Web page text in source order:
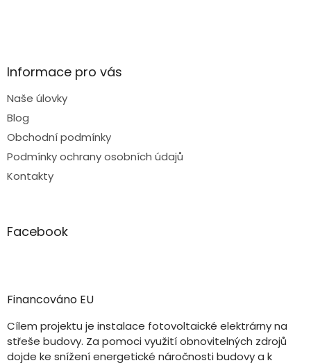
Informace pro vás
Naše úlovky
Blog
Obchodní podmínky
Podmínky ochrany osobních údajů
Kontakty
Facebook
Financováno EU
Cílem projektu je instalace fotovoltaické elektrárny na
střeše budovy. Za pomoci využití obnovitelných zdrojů
dojde ke snížení energetické náročnosti budovy a k